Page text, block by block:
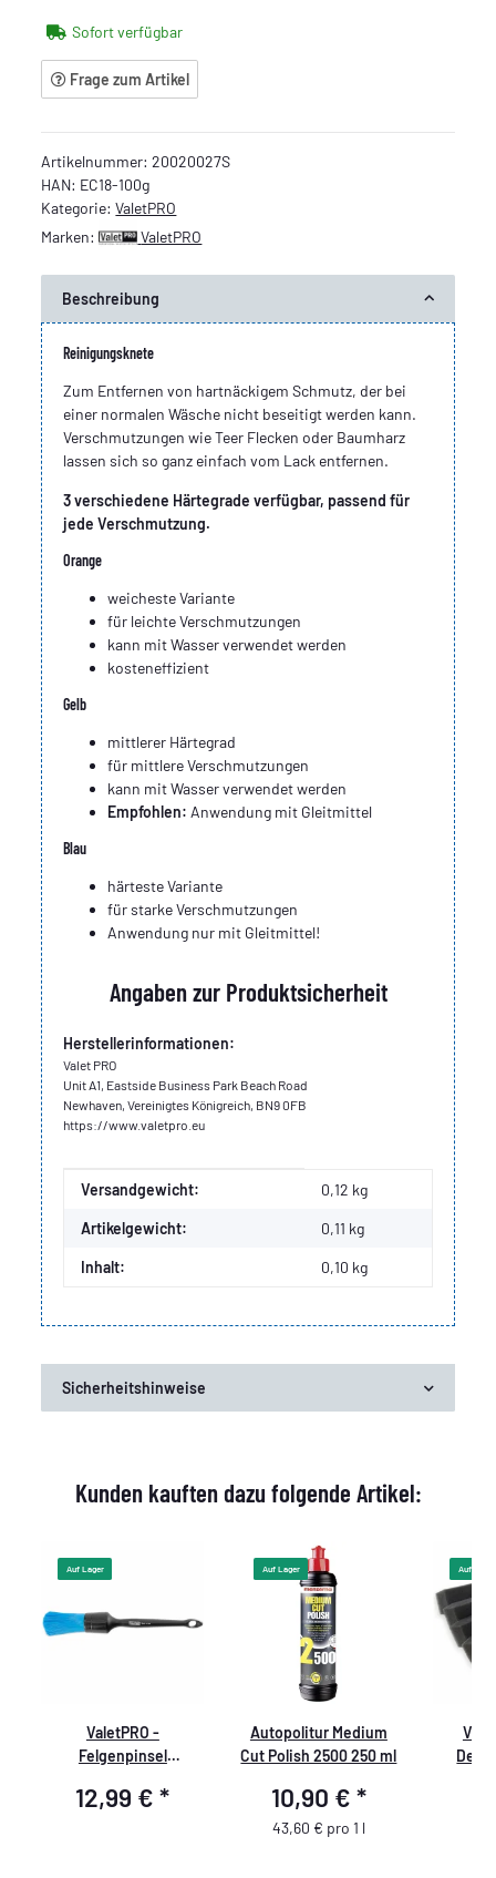
Sofort verfügbar
Frage zum Artikel
Artikelnummer:20020027S
HAN: EC18-100g
Kategorie:ValetPRO
Marken:
ValetPRO
Beschreibung
Reinigungsknete
Zum Entfernen von hartnäckigem Schmutz, der bei
einer normalen Wäsche nicht beseitigt werden kann.
Verschmutzungen wie Teer Flecken oder Baumharz
lassen sich so ganz einfach vom Lack entfernen.
3 verschiedene Härtegrade verfügbar, passend für
jede Verschmutzung.
Orange
weicheste Variante
für leichte Verschmutzungen
kann mit Wasser verwendet werden
kosteneffizient
Gelb
mittlerer Härtegrad
für mittlere Verschmutzungen
kann mit Wasser verwendet werden
Empfohlen: Anwendung mit Gleitmittel
Blau
härteste Variante
für starke Verschmutzungen
Anwendung nur mit Gleitmittel!
Angaben zur Produktsicherheit
Herstellerinformationen:
Valet PRO
Unit A1, Eastside Business Park Beach Road
Newhaven, Vereinigtes Königreich, BN9 0FB
https://www.valetpro.eu
Produkteigenschaft
Wert
Versandgewicht: 0,12 kg
Artikelgewicht: 0,11 kg
Inhalt: 0,10 kg
Sicherheitshinweise
Kunden kauften dazu folgende Artikel:
Auf Lager
ValetPRO -
Felgenpinsel
Kunststoff Griff 18, BRU
12,99 €*
Auf Lager
Autopolitur Medium
Cut Polish 2500 250 ml
10,90 € *
43,60 € pro 1 l
Auf Lager